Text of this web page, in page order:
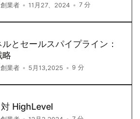
創業者 • 11月27、2024 • 7 分
とセールスパイプライン：
略
創業者 • 5月13,2025 • 9 分
HighLevel